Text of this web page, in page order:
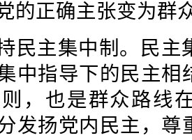
的正确主张变为群
民主集中制。民主
中指导下的民主相
，也是群众路线
发扬党内民主，尊